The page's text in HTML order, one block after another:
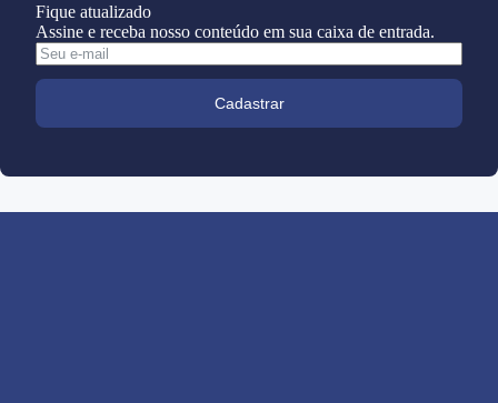
Fique atualizado
Assine e receba nosso conteúdo em sua caixa de entrada.
Cadastrar